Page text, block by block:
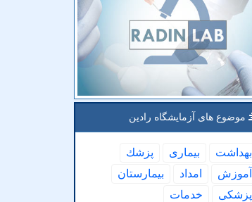
موضوع های آزمایشگاه رادین
بهداشت بیماری
پزشك
آموزش
امداد
بیمارستان
پزشكی
خدمات